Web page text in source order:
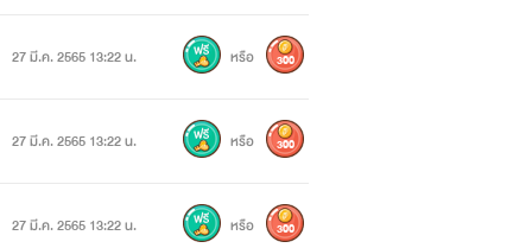
27 มี.ค. 2565 13:22 น. หรือ 300
27 มี.ค. 2565 13:22 น. หรือ 300
27 มี.ค. 2565 13:22 น. หรือ 300